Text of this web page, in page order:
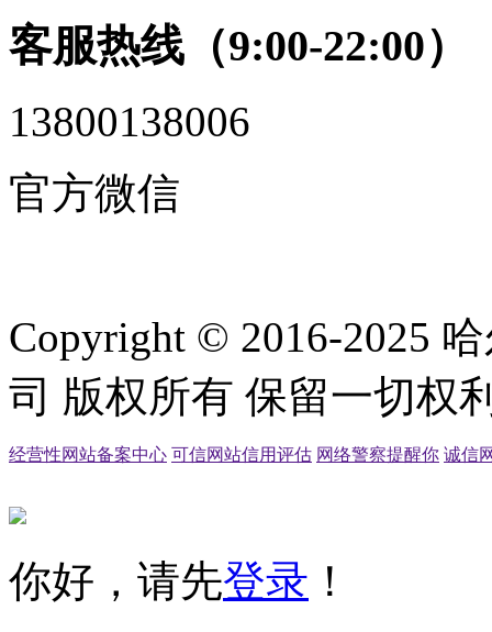
客服热线（9:00-22:00）
13800138006
官方微信
Copyright © 2016-2025
司 版权所有 保留一切权
经营性网站备案中心 可信网站信用评估 网络警察提醒你 诚信
你好，请先登录 ！